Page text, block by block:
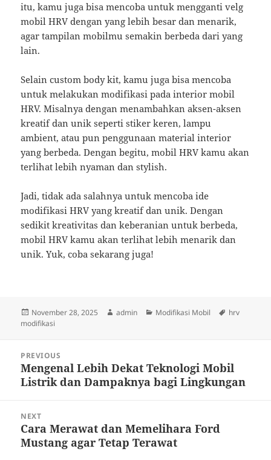
itu, kamu juga bisa mencoba untuk mengganti velg
mobil HRV dengan yang lebih besar dan menarik,
agar tampilan mobilmu semakin berbeda dari yang
lain.
Selain custom body kit, kamu juga bisa mencoba
untuk melakukan modifikasi pada interior mobil
HRV. Misalnya dengan menambahkan aksen-aksen
kreatif dan unik seperti stiker keren, lampu
ambient, atau pun penggunaan material interior
yang berbeda. Dengan begitu, mobil HRV kamu akan
terlihat lebih nyaman dan stylish.
Jadi, tidak ada salahnya untuk mencoba ide
modifikasi HRV yang kreatif dan unik. Dengan
sedikit kreativitas dan keberanian untuk berbeda,
mobil HRV kamu akan terlihat lebih menarik dan
unik. Yuk, coba sekarang juga!
Posted
on
November 28, 2025 Author
admin Categories
Modifikasi Mobil Tags
hrv
modifikasi
navigation
PREVIOUS
Previous
post:
Mengenal Lebih Dekat Teknologi Mobil
Listrik dan Dampaknya bagi Lingkungan
NEXT
Next
post:
Cara Merawat dan Memelihara Ford
Mustang agar Tetap Terawat